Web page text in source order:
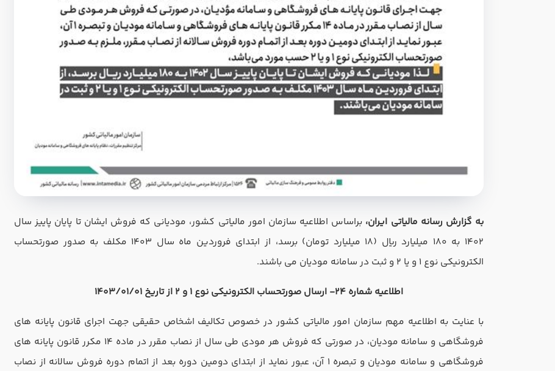
به گزارش رسانه مالیاتی ایران، براساس اطلاعیه سازمان امور مالیاتی کشور، مودیانی که فروش ایشان تا پایان پاییز سال
1402 به 180 میلیارد ریال (18 میلیارد تومان) برسد، از ابتدای فروردین ماه سال 1403 مکلف به صدور صورتحساب
الکترونیکی نوع 1 و یا 2 و ثبت در سامانه مودیان می ‌باشند.
اطلاعیه شماره 24- ارسال صورتحساب الکترونیکی نوع 1 و 2 از تاریخ 1403/01/01
با عنایت به اطلاعیه مهم سازمان امور مالیاتی کشور در خصوص تکالیف اشخاص حقیقی جهت اجرای قانون پایانه ­های
فروشگاهی و سامانه مودیان، در صورتی که فروش هر مودی طی سال از نصاب مقرر در ماده 14 مکرر قانون پایانه ‏های
فروشگاهی و سامانه مودیان و تبصره 1 آن، عبور نماید از ابتدای دومین دوره بعد از اتمام دوره فروش سالانه از نصاب